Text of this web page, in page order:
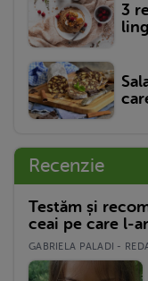
3
Recenzie
Testăm și
ceai pe care l-
GABRIELA PALADI -